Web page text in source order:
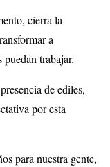
cierra la
a
trabajar.
de ediles,
por esta
para nuestra gente,